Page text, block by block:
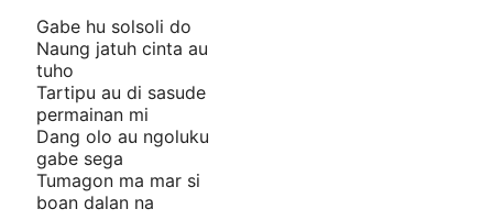
Gabe hu solsoli do
Naung jatuh cinta au
tuho
Tartipu au di sasude
permainan mi
Dang olo au ngoluku
gabe sega
Tumagon ma mar si
boan dalan na